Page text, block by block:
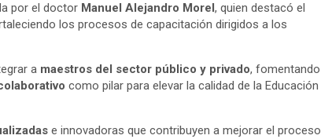
por el doctor Manuel Alejandro Morel , quien destacó el
los procesos de capacitación dirigidos a los
a maestros del sector público y privado, fomentando
como pilar para elevar la calidad de la Educación
e innovadoras que contribuyen a mejorar el proceso